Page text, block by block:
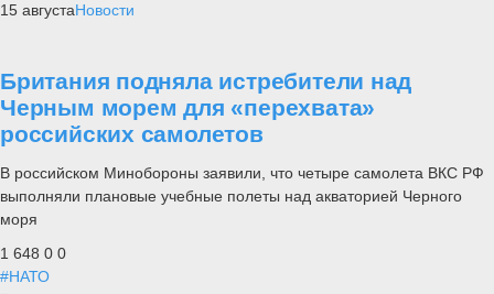
15 августаНовости
Британия подняла истребители над
Черным морем для «перехвата»
российских самолетов
В российском Минобороны заявили, что четыре самолета ВКС РФ
выполняли плановые учебные полеты над акваторией Черного
моря
1 648 0 0
#НАТО